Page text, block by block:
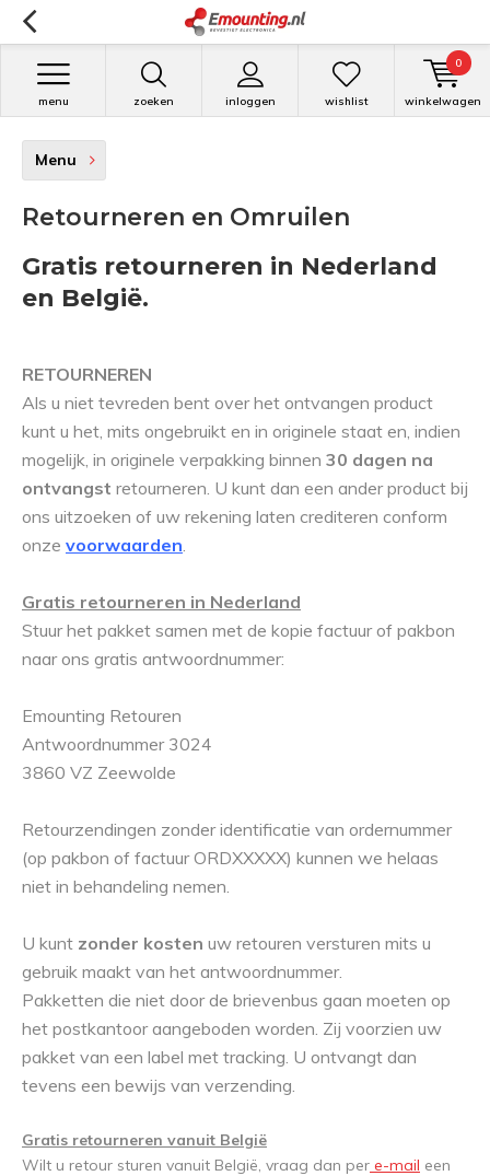
zoeken inloggen
menu wishlist winkelwagen
0
Menu
Retourneren en Omruilen
Gratis retourneren in Nederland
en België.
RETOURNEREN
Als u niet tevreden bent over het ontvangen product
kunt u het, mits ongebruikt en in originele staat en, indien
mogelijk, in originele verpakking binnen 30 dagen na
ontvangst retourneren. U kunt dan een ander product bij
ons uitzoeken of uw rekening laten crediteren conform
onze voorwaarden.
Gratis retourneren in Nederland
Stuur het pakket samen met de kopie factuur of pakbon
naar ons gratis antwoordnummer:
Emounting Retouren
Antwoordnummer 3024
3860 VZ Zeewolde
Retourzendingen zonder identificatie van ordernummer
(op pakbon of factuur ORDXXXXX) kunnen we helaas
niet in behandeling nemen.
U kunt zonder kosten uw retouren versturen mits u
gebruik maakt van het antwoordnummer.
Pakketten die niet door de brievenbus gaan moeten op
het postkantoor aangeboden worden. Zij voorzien uw
pakket van een label met tracking. U ontvangt dan
tevens een bewijs van verzending.
Gratis retourneren vanuit België
Wilt u retour sturen vanuit België, vraag dan per e-mail een